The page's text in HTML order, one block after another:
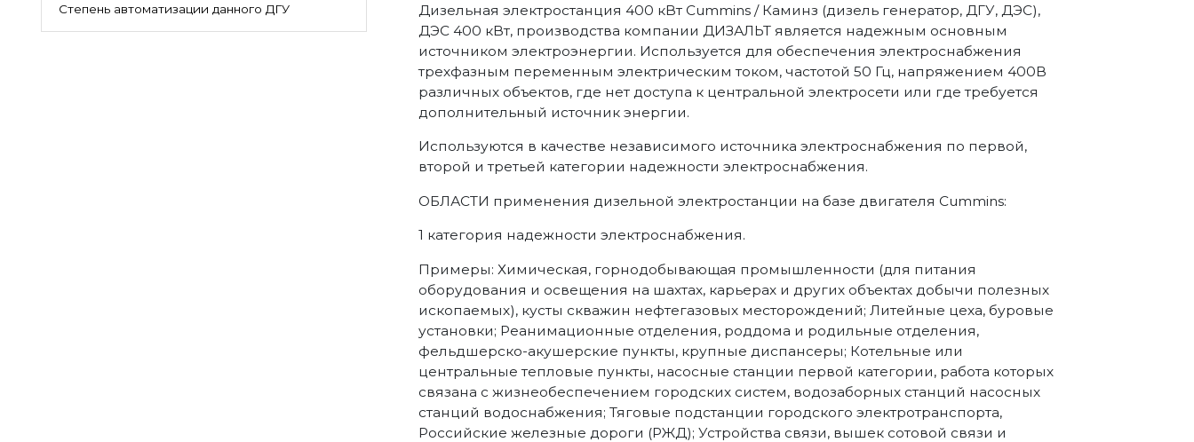
Степень автоматизации данного ДГУ
Дизельная электростанция 400 кВт Cummins / Каминз (дизель генератор, ДГУ, ДЭС),
ДЭС 400 кВт, производства компании ДИЗАЛЬТ является надежным основным
источником электроэнергии. Используется для обеспечения электроснабжения
трехфазным переменным электрическим током, частотой 50 Гц, напряжением 400В
различных объектов, где нет доступа к центральной электросети или где требуется
дополнительный источник энергии.
Используются в качестве независимого источника электроснабжения по первой,
второй и третьей категории надежности электроснабжения.
ОБЛАСТИ применения дизельной электростанции на базе двигателя Cummins:
1 категория надежности электроснабжения.
Примеры: Химическая, горнодобывающая промышленности (для питания
оборудования и освещения на шахтах, карьерах и других объектах добычи полезных
ископаемых), кусты скважин нефтегазовых месторождений; Литейные цеха, буровые
установки; Реанимационные отделения, роддома и родильные отделения,
фельдшерско-акушерские пункты, крупные диспансеры; Котельные или
центральные тепловые пункты, насосные станции первой категории, работа которых
связана с жизнеобеспечением городских систем, водозаборных станций насосных
станций водоснабжения; Тяговые подстанции городского электротранспорта,
Российские железные дороги (РЖД); Устройства связи, вышек сотовой связи и